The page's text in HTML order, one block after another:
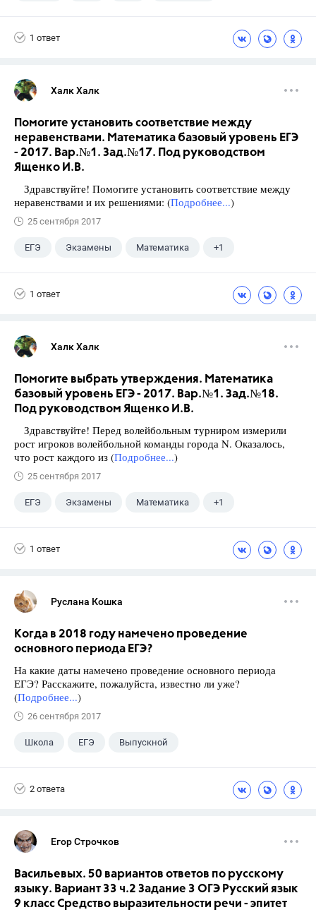
1 ответ
Халк Халк
Помогите установить соответствие между
неравенствами. Математика базовый уровень ЕГЭ
- 2017. Вар.№1. Зад.№17. Под руководством
Ященко И.В.
Здравствуйте! Помогите установить соответствие между
неравенствами и их решениями: (Подробнее...)
25 сентября 2017
ЕГЭ Экзамены Математика +1
1 ответ
Халк Халк
Помогите выбрать утверждения. Математика
базовый уровень ЕГЭ - 2017. Вар.№1. Зад.№18.
Под руководством Ященко И.В.
Здравствуйте! Перед волейбольным турниром измерили
рост игроков волейбольной команды города N. Оказалось,
что рост каждого из (Подробнее...)
25 сентября 2017
ЕГЭ Экзамены Математика +1
1 ответ
Руслана Кошка
Когда в 2018 году намечено проведение
основного периода ЕГЭ?
На какие даты намечено проведение основного периода
ЕГЭ? Расскажите, пожалуйста, известно ли уже?
(Подробнее...)
26 сентября 2017
Школа ЕГЭ Выпускной
2 ответа
Егор Строчков
Васильевых. 50 вариантов ответов по русскому
языку. Вариант 33 ч.2 Задание 3 ОГЭ Русский язык
9 класс Средство выразительности речи - эпитет